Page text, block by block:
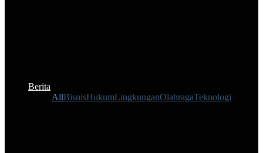
Berita
AllBisnisHukumLingkunganOlahragaTeknologi